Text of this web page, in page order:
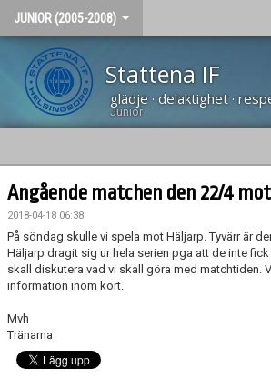
JUNIOR (2005-2008)
Stattena IF
glädje · delaktighet ·
Junior
NYHETER
HEM
KALENDER
KONTAKT
Angående matchen den 22/4
2018-04-18 06:38
På söndag skulle vi spela mot Häljarp. Tyvärr är
Häljarp dragit sig ur hela serien pga att de inte
skall diskutera vad vi skall göra med matchtiden.
information inom kort.
Mvh
Tränarna